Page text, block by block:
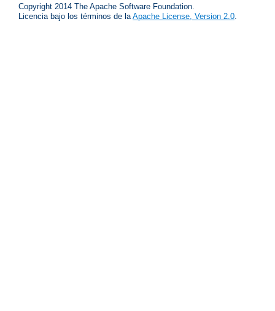
Copyright 2014 The Apache Software Foundation.
Licencia bajo los términos de la Apache License, Version 2.0